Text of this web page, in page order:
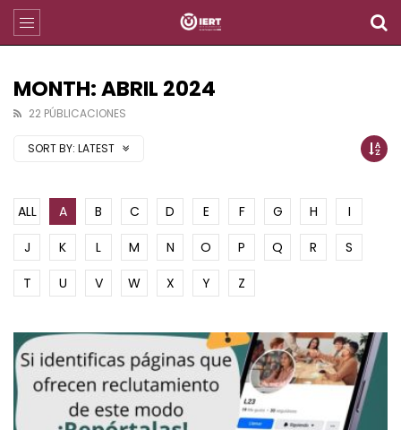
MONTH: ABRIL 2024
22 PÚBLICACIONES
SORT BY: LATEST
ALL A B C D E F G H
I
J
K L M N O P Q R
S
T
U V W X Y Z